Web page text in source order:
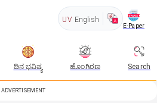
UV English
E-Paper
ದಿನ ಭವಿಷ್ಯ ಹೊಂಗಿರಣ Search
ADVERTISEMENT